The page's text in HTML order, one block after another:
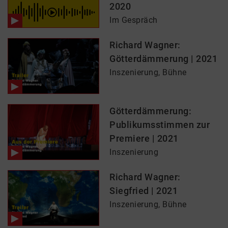
2020
Im Gespräch
Richard Wagner:
Götterdämmerung | 2021
Inszenierung, Bühne
Götterdämmerung:
Publikumsstimmen zur
Premiere | 2021
Inszenierung
Richard Wagner:
Siegfried | 2021
Inszenierung, Bühne